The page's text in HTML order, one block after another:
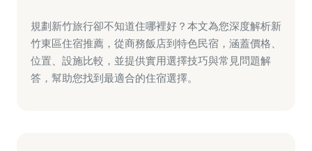
規劃新竹旅行卻不知道住哪裡好？本文為您深度解析新
竹東區住宿推薦，從商務飯店到特色民宿，涵蓋價格、
位置、設施比較，並提供實用選擇技巧與常見問題解
答，幫助您找到最適合的住宿選擇。